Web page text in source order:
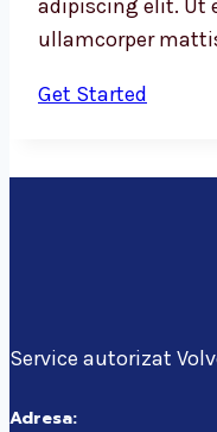
adipiscing elit. Ut
ullamcorper
Get Started
Service autorizat
Adresa: